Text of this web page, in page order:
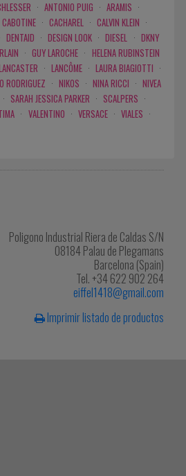
· ANTONIO PUIG · ARAMIS ·
CABOTINE · CACHAREL · CALVIN KLEIN ·
DENTAID · DESIGN LOOK · DIESEL · DKNY
· GUY LAROCHE · HELENA RUBINSTEIN
· LANCÔME · LAURA BIAGIOTTI ·
RODRIGUEZ · NIKOS · NINA RICCI · NIVEA
· SARAH JESSICA PARKER · SCALPERS ·
· VALENTINO · VERSACE · VIALES ·
Poligono Industrial Riera de Caldas S/N
08184 Palau de Plegamans
Barcelona (Spain)
Tel. +34 622 902 264
eiffel1418@gmail.com
Imprimir listado de productos